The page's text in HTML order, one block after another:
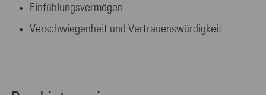
Einfühlungsvermögen
Verschwiegenheit und Vertrauenswürdigkeit